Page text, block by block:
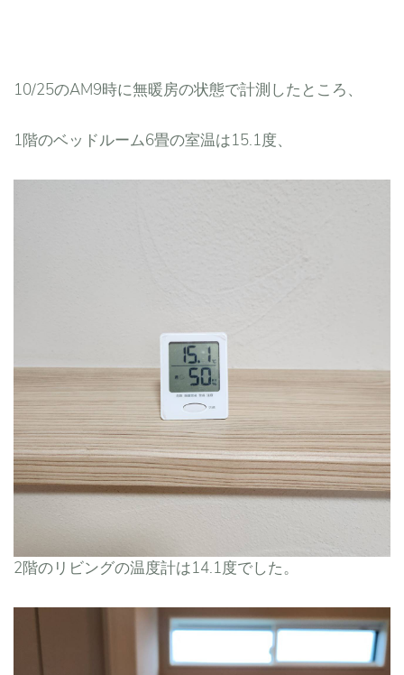
10/25のAM9時に無暖房の状態で計測したところ、
1階のベッドルーム6畳の室温は15.1度、
2階のリビングの温度計は14.1度でした。